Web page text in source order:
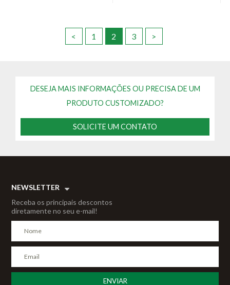
< 1 2 3 >
DESEJA MAIS INFORMAÇÕES OU PRECISA DE UM
PRODUTO CUSTOMIZADO?
SOLICITE UM CONTATO
NEWSLETTER
Receba os principais descontos
diretamente no seu e-mail!